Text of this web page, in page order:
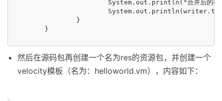
然后在源码包再创建一个名为res的资源包，并创建一个
velocity模板（名为：helloworld.vm），内容如下：